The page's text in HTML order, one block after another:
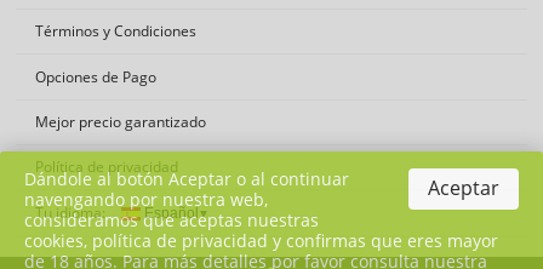
social
withwith
Términos y Condiciones
Opciones de Pago
Mejor precio garantizado
Política de privacidad
Tu idioma:
Aceptar
Dándole al botón Aceptar o al continuar
navengando por nuestra web,
consideramos que aceptas nuestras
cookies, política de privacidad y confirmas que eres mayor
de 18 años. Para más detalles por favor consulta nuestra